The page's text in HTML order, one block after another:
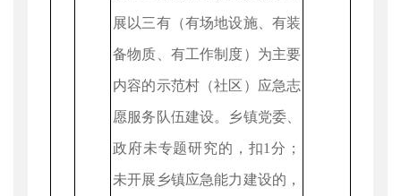
展以三有（有场地设施、有装
备物质、有工作制度）为主要
内容的示范村（社区）应急志
愿服务队伍建设。乡镇党委、
政府未专题研究的，扣1分；
未开展乡镇应急能力建设的，